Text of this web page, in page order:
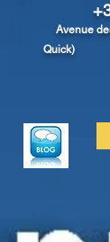
Avenue
Quick)